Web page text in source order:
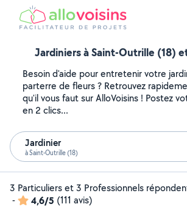
Jardiniers à Saint-Outrille (18)
Besoin d'aide pour entretenir votre
parterre de fleurs ? Retrouvez
qu'il vous faut sur AlloVoisins ! Postez
en 2 clics...
Jardinier
à Saint-Outrille (18)
3 Particuliers et 3 Professionnels
-
4,6/5 (111 avis)